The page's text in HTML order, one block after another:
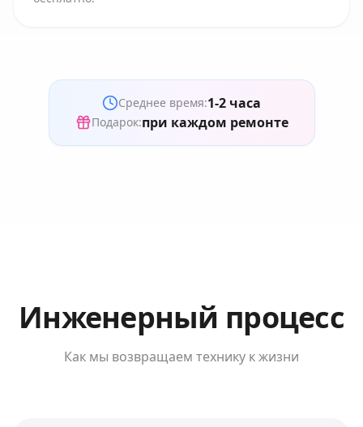
Среднее время:1-2 часа
Подарок:при каждом ремонте
Инженерный процесс
Как мы возвращаем технику к жизни